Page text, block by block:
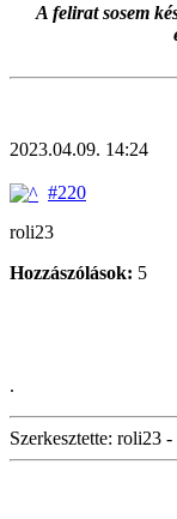
A felirat sosem
2023.04.09. 14:24
#220
roli23
Hozzászólások: 5
.
Szerkesztette: roli23